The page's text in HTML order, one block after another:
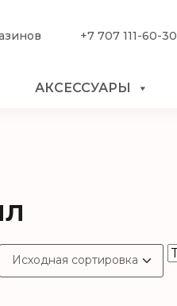
+7 707 111-60-30
АКСЕССУАРЫ